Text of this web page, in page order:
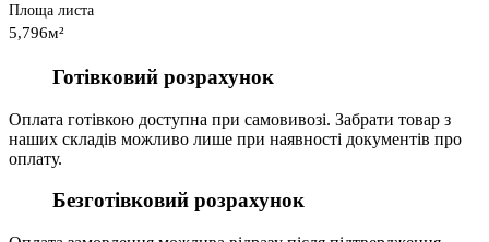
Площа листа
5,796м²
Готівковий розрахунок
Оплата готівкою доступна при самовивозі. Забрати товар з
наших складів можливо лише при наявності документів про
оплату.
Безготівковий розрахунок